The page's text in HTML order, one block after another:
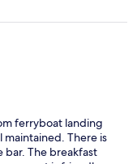
ferryboat landing
maintained. There is
bar. The breakfast